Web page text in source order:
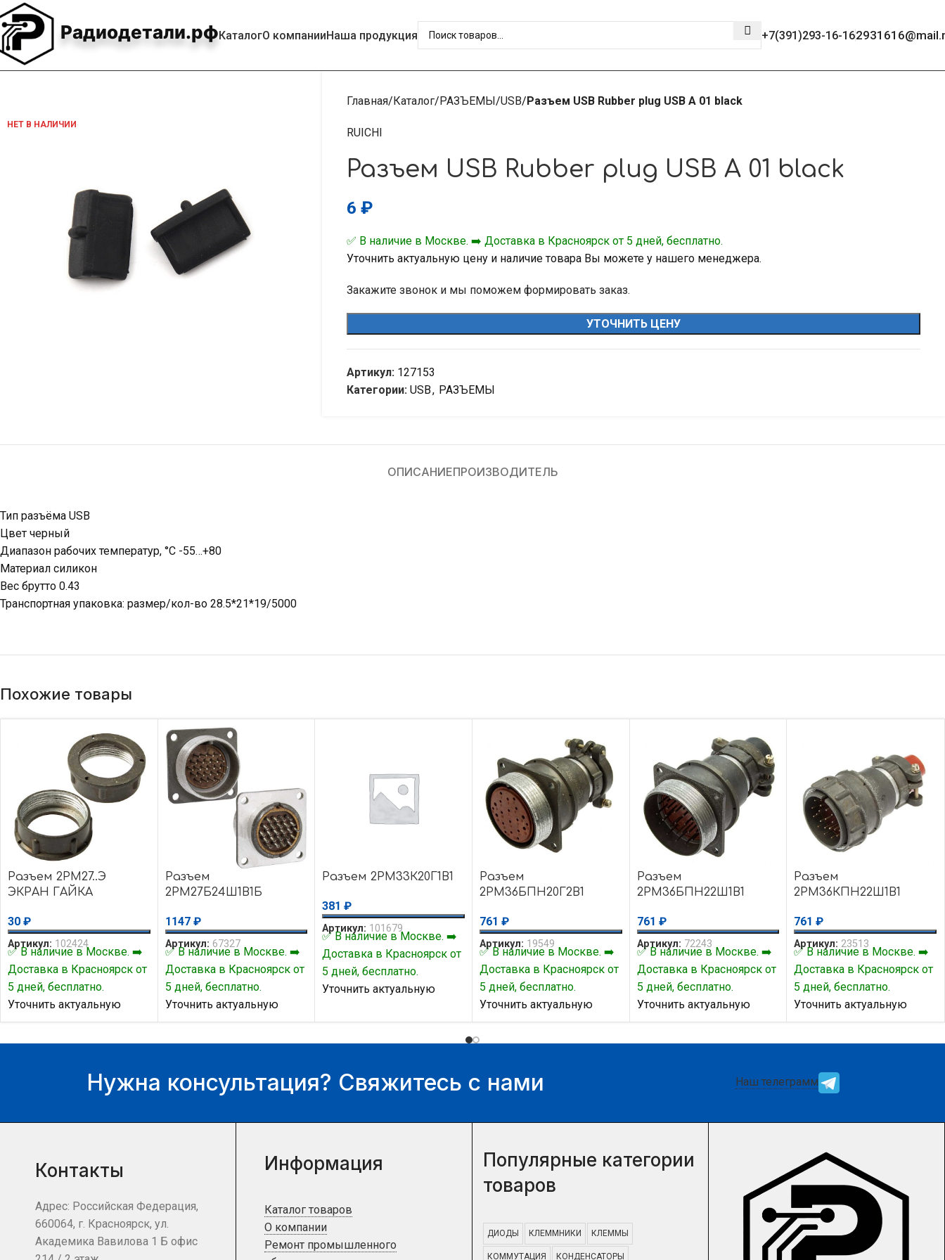
Радиодетали.рфКаталогО компанииНаша продукция +7(391)293-16-16
НЕТ В НАЛИЧИИ
Главная Каталог РАЗЪЕМЫ USB Разъем USB Rubber plug USB A 01 black
RUICHI
Разъем USB Rubber plug USB A 01 black
6 ₽
✅ В наличие в Москве. ➡️ Доставка в Красноярск от 5 дней, бесплатно.
Уточнить актуальную цену и наличие товара Вы можете у нашего менеджера.
Закажите звонок и мы поможем формировать заказ.
УТОЧНИТЬ ЦЕНУ
Артикул: 127153
Категории: USB, РАЗЪЕМЫ
ОПИСАНИЕПРОИЗВОДИТЕЛЬ
Тип разъёма USB
Цвет черный
Диапазон рабочих температур, °C -55…+80
Материал силикон
Вес брутто 0.43
Транспортная упаковка: размер/кол-во 28.5*21*19/5000
Похожие товары
Разъем 2РМ27..Э
ЭКРАН ГАЙКА
30 ₽
Артикул: 102424
✅ В наличие в Москве. ➡️
Доставка в Красноярск от
5 дней, бесплатно.
Уточнить актуальную
цену и наличие товара Вы
Разъем
2РМ27Б24Ш1В1Б
1147 ₽
Артикул: 67327
✅ В наличие в Москве. ➡️
Доставка в Красноярск от
5 дней, бесплатно.
Уточнить актуальную
цену и наличие товара Вы
Разъем 2РМ33К20Г1В1
381₽
Артикул: 101679
✅ В наличие в Москве. ➡️
Доставка в Красноярск от
5 дней, бесплатно.
Уточнить актуальную
можете у нашего
менеджера.
Разъем
2РМ36БПН20Г2В1
761 ₽
Артикул: 19549
✅ В наличие в Москве. ➡️
Доставка в Красноярск от
5 дней, бесплатно.
Уточнить актуальную
цену и наличие товара Вы
можете у нашего
Разъем
2РМ36БПН22Ш1В1
761 ₽
Артикул: 72243
✅ В наличие в Москве. ➡️
Доставка в Красноярск от
5 дней, бесплатно.
Уточнить актуальную
цену и наличие товара Вы
Разъем
2РМ36КПН22Ш1В1
761₽
Артикул: 23513
✅ В наличие в Москве. ➡️
Доставка в Красноярск от
5 дней, бесплатно.
Уточнить актуальную
цену и наличие товара Вы
Нужна консультация? Свяжитесь с нами Наш телеграмм
Контакты
Адрес: Российская Федерация,
660064, г. Красноярск, ул.
Академика Вавилова 1 Б офис
Информация
Каталог товаров
О компании
Ремонт промышленного
Популярные категории
товаров
ДИОДЫ КЛЕММНИКИ КЛЕММЫ
КОММУТАЦИЯ КОНДЕНСАТОРЫ